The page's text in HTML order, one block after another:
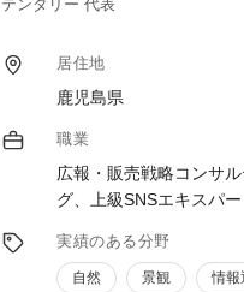
ホームページのWordPress移行や
安定化支援、クラウドを活用した
など、ITインフラの改善により事
率を向上。
4.高収益商品の販売促進
高収益商品・サービスの導入事例
せ、検索順位の維持を図り、販路
収益商品の売上向上で、経営の安
テンダリー 代表
居住地
鹿児島県
職業
広報・販売戦略コンサ
グ、上級SNSエキスパー
実績のある分野
自然 景観 情報